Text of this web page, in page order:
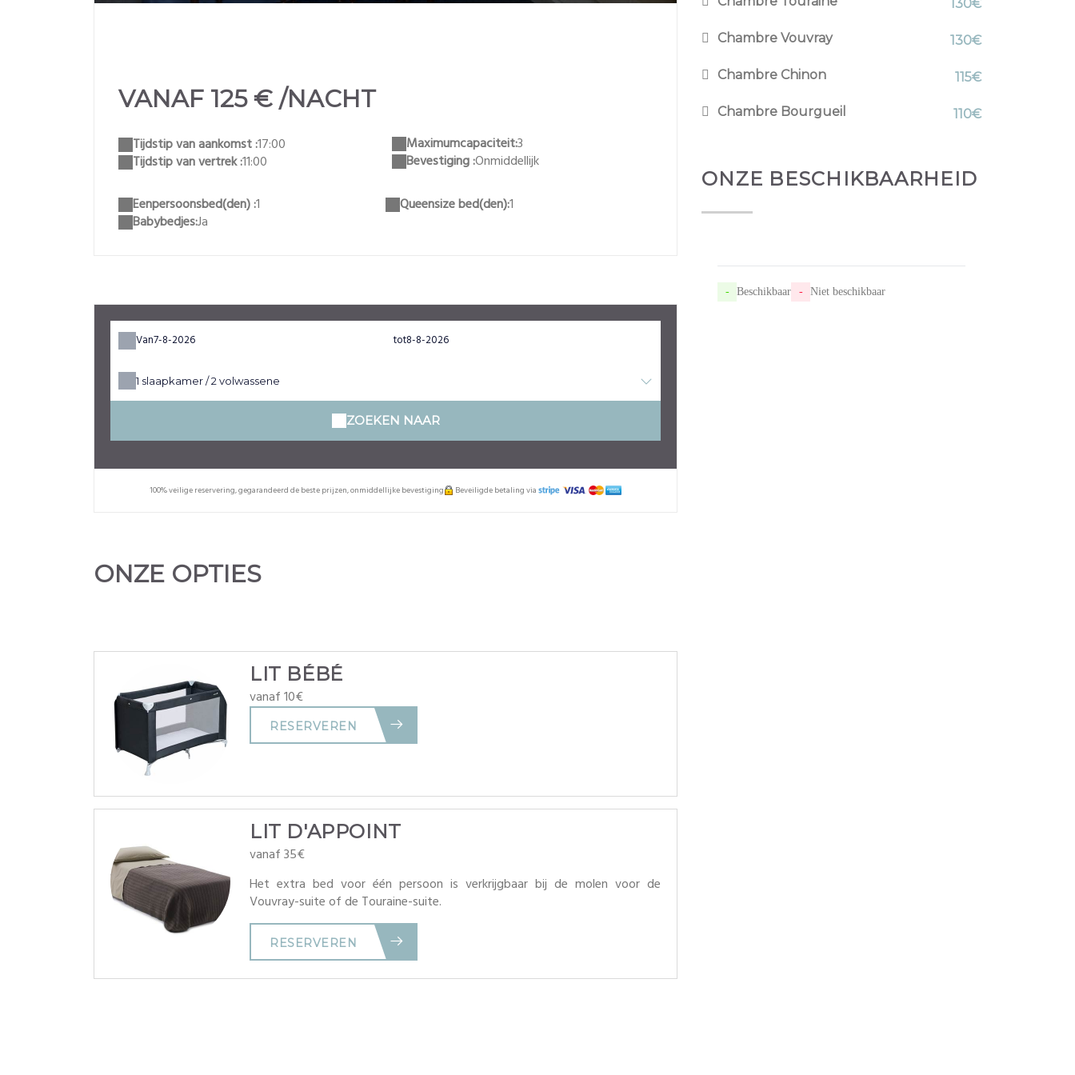
VANAF 125 € /NACHT
Tijdstip van aankomst :17:00
Tijdstip van vertrek :11:00
Maximumcapaciteit:3
Bevestiging :Onmiddellijk
Eenpersoonsbed(den) :1 Queensize bed(den):1
Babybedjes:Ja
Van tot
1 slaapkamer /2 volwassene
ZOEKEN NAAR
100% veilige reservering, gegarandeerd de beste prijzen, onmiddellijke bevestiging Beveiligde betaling via
ONZE OPTIES
LIT BÉBÉ
vanaf 10€
RESERVEREN
LIT D'APPOINT
vanaf 35€
Het extra bed voor één persoon is verkrijgbaar bij de molen voor de
Vouvray-suite of de Touraine-suite.
RESERVEREN
130€
Chambre Vouvray 130€
Chambre Chinon 115€
Chambre Bourgueil 110€
ONZE BESCHIKBAARHEID
- Beschikbaar - Niet beschikbaar